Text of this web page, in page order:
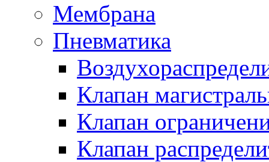
Мембрана
Пневматика
Клапан
Клапан
Клапан